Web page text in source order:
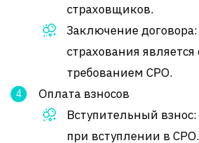
страховщиков.
Заключение
страхования
требованием СРО.
Оплата взносов
Вступительный
при вступлении в СРО.